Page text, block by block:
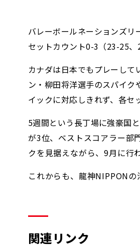
バレーボールネーションズ
セットカウント0-3（23-25
カナダは日本でもプレーし
ン・柳田将洋選手のスパイ
イックに対応しきれず、各セ
5週間という長丁場に強豪国と
が3位、ベストスコアラー部
クを見据えながら、9月に行
これからも、龍神NIPPONの
関連リンク